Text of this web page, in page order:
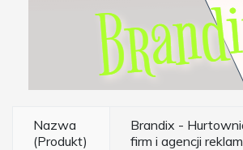
Nazwa
(Produkt)
Brandix -
firm i agencji